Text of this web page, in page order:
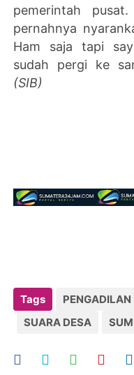
pemerintah
pernahnya
Ham saja tapi
sudah pergi ke
(SIB)
Tags PENGADILAN
SUARA DESA